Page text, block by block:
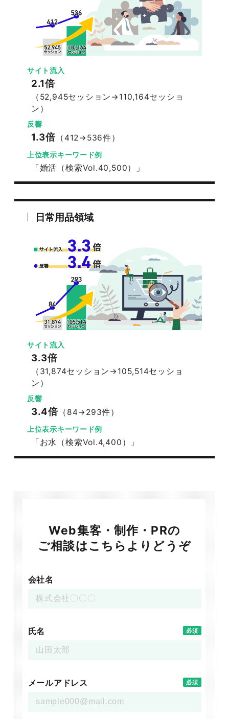
サイト流入
2.1倍
（52,945セッション→110,164セッショ
ン）
反響
1.3倍 （412→536件）
上位表示キーワード例
「婚活（検索Vol.40,500）」
日常用品領域
サイト流入
3.3倍
（31,874セッション→105,514セッショ
ン）
反響
3.4倍 （84→293件）
上位表示キーワード例
「お水（検索Vol.4,400）」
Web集客・制作・PRの
ご相談はこちらよりどうぞ
会社名
氏名 必須
メールアドレス 必須